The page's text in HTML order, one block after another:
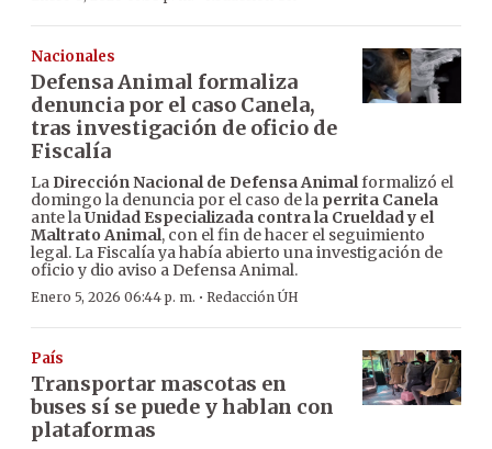
Nacionales
Defensa Animal formaliza
denuncia por el caso Canela,
tras investigación de oficio de
Fiscalía
La Dirección Nacional de Defensa Animalformalizó el
domingo la denuncia por el caso de la perrita Canela
ante laUnidad Especializada contra la Crueldad y el
Maltrato Animal, con el fin de hacer el seguimiento
legal. La Fiscalía ya había abierto una investigación de
oficio y dio aviso a Defensa Animal.
Enero 5, 2026 06:44 p. m. · Redacción ÚH
País
Transportar mascotas en
buses sí se puede y hablan con
plataformas